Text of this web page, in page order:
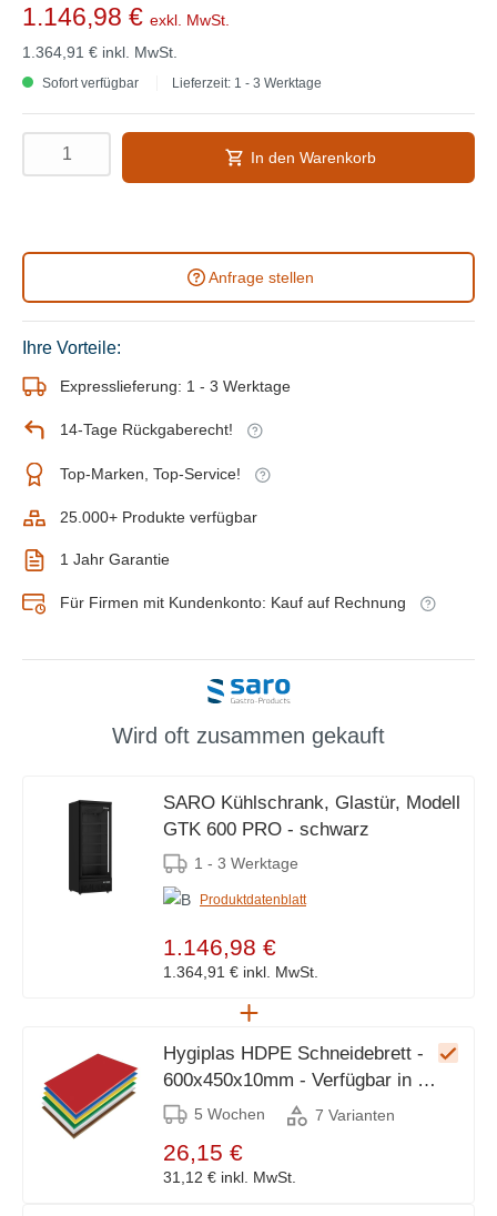
1.146,98 € exkl. MwSt.
1.364,91 € inkl. MwSt.
Sofort verfügbar Lieferzeit: 1 - 3 Werktage
In den Warenkorb
Anfrage stellen
Ihre Vorteile:
Expresslieferung: 1 - 3 Werktage
14-Tage Rückgaberecht!
Top-Marken, Top-Service!
25.000+ Produkte verfügbar
1 Jahr Garantie
Für Firmen mit Kundenkonto: Kauf auf Rechnung
Wird oft zusammen gekauft
SARO Kühlschrank, Glastür, Modell
GTK 600 PRO - schwarz
1 - 3 Werktage
Produktdatenblatt
1.146,98 €
1.364,91 € inkl. MwSt.
Hygiplas HDPE Schneidebrett -
600x450x10mm - Verfügbar in 6
Farben5 Wochen 7 Varianten
26,15 €
31,12 € inkl. MwSt.